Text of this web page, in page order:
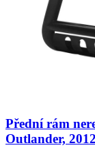
Přední rám
Outlander,